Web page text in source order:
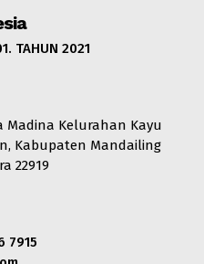
TAHUN 2021
Madina Kelurahan Kayu
Kabupaten Mandailing
22919
7915